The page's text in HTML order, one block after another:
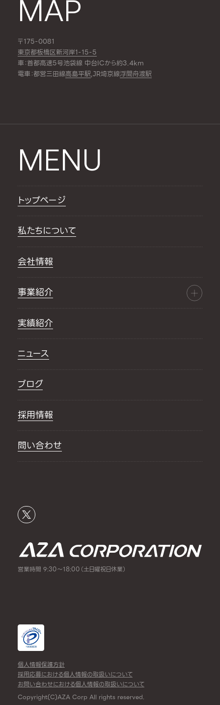
MAP
〒175-0081
東京都板橋区新河岸1-15-5
車：首都高速5号池袋線 中台ICから約3.4km
電車：都営三田線高島平駅,JR埼京線浮間舟渡駅
MENU
トップページ
私たちについて
会社情報
事業紹介
実績紹介
ニュース
ブログ
採用情報
問い合わせ
営業時間 9:30～18:00（土日曜祝日休業）
個人情報保護方針
採用応募における個人情報の取扱いについて
お問い合わせにおける個人情報の取扱いについて
Copyright(C)AZA Corp All rights reserved.